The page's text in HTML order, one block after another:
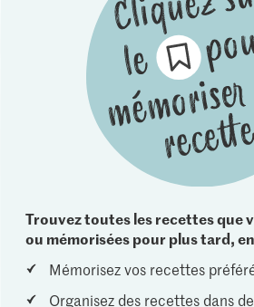
Trouvez toutes les recettes que
ou mémorisées pour plus tard,
Mémorisez vos recettes
Organisez des recettes dans